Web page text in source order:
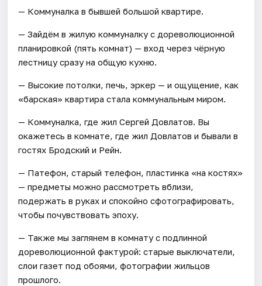
— Коммуналка в бывшей большой квартире.
— Зайдём в жилую коммуналку с дореволюционной
планировкой (пять комнат) — вход через чёрную
лестницу сразу на общую кухню.
— Высокие потолки, печь, эркер — и ощущение, как
«барская» квартира стала коммунальным миром.
— Коммуналка, где жил Сергей Довлатов. Вы
окажетесь в комнате, где жил Довлатов и бывали в
гостях Бродский и Рейн.
— Патефон, старый телефон, пластинка «на костях»
— предметы можно рассмотреть вблизи,
подержать в руках и спокойно сфотографировать,
чтобы почувствовать эпоху.
— Также мы заглянем в комнату с подлинной
дореволюционной фактурой: старые выключатели,
слои газет под обоями, фотографии жильцов
прошлого.